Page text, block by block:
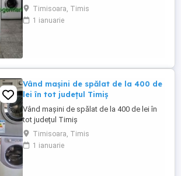
produse pe stoc ! La noi găsiți mașina de
spălat rufe Miele SOFTRONIC W 4164 cu
încărcare frontală, adusa din Germania în
Timisoara, Timis
1 ianuarie
Vând mașini de spălat de la 400 de
lei în tot județul Timiș
Vând mașini de spălat de la 400 de lei în
tot județul Timiș
Timisoara, Timis
1 ianuarie